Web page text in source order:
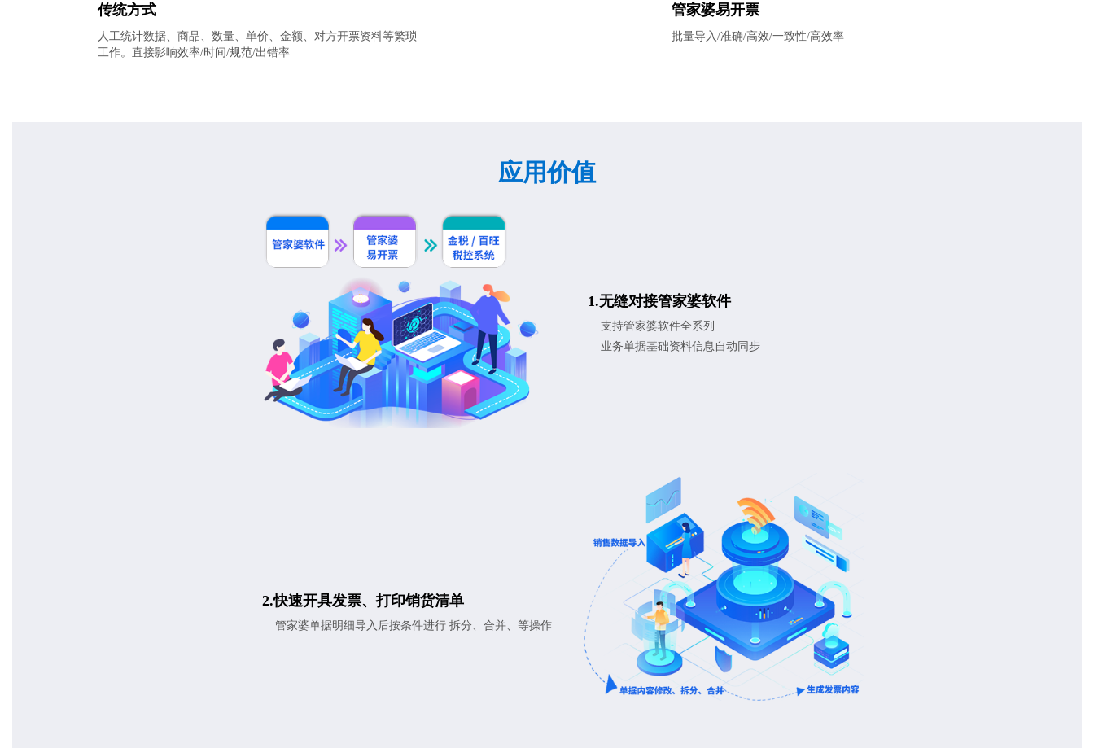
传统方式
人工统计数据、商品、数量、单价、金额、对方开票资料等繁琐
工作。直接影响效率/时间/规范/出错率
管家婆易开票
批量导入/准确/高效/一致性/高效率
应用价值
1.无缝对接管家婆软件
支持管家婆软件全系列
业务单据基础资料信息自动同步
2.快速开具发票、打印销货清单
管家婆单据明细导入后按条件进行 拆分、合并、等操作